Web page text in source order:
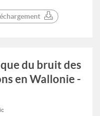
du bruit des
en Wallonie -